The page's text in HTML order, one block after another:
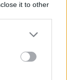
it to other
Google
may click to
tags to
Google